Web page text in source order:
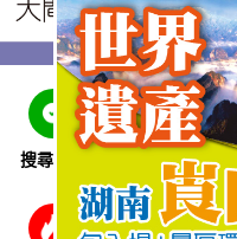
搜尋線路 跨省巴士